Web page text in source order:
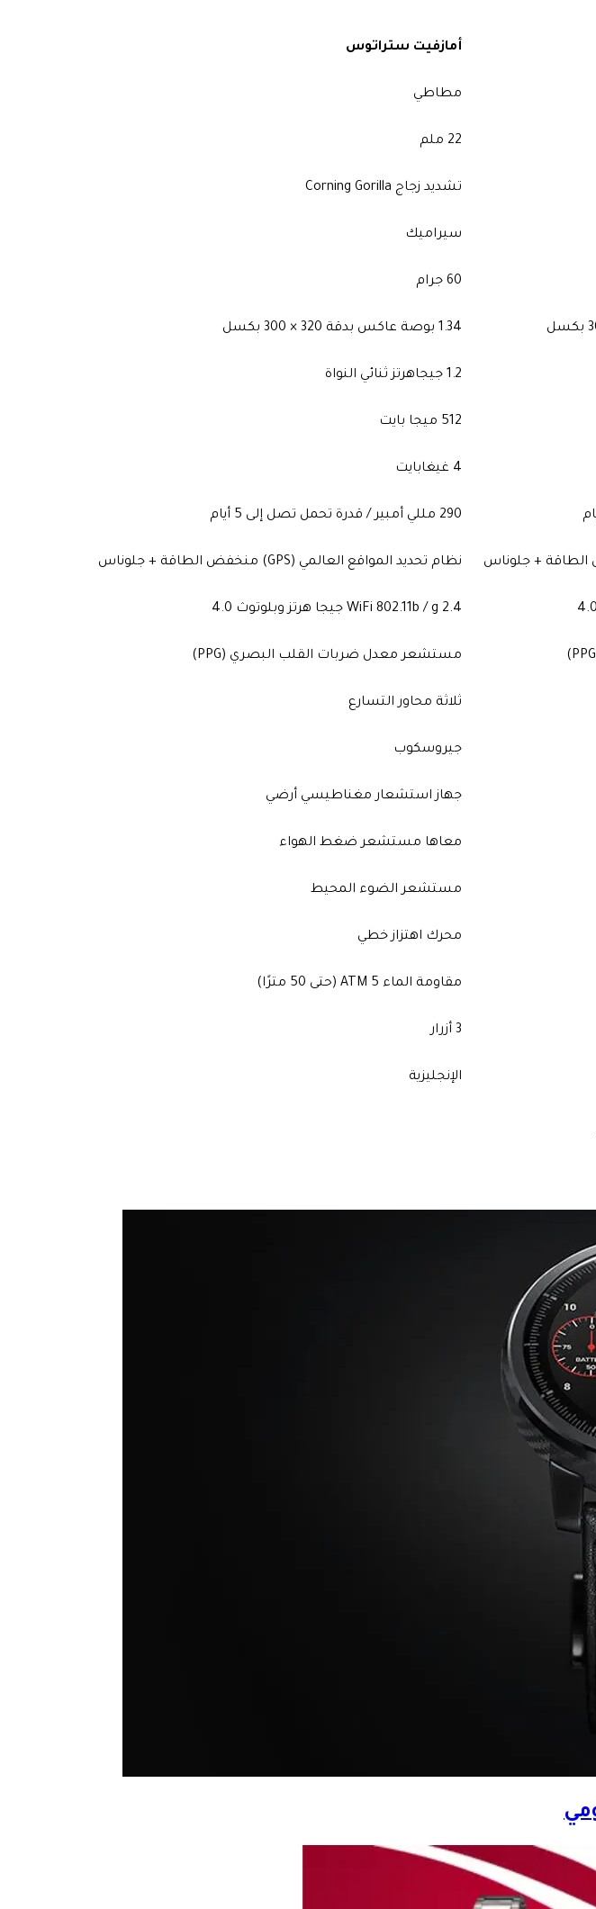
أمازفيت ستراتوس
مطاطي
22 ملم
تشديد زجاج Corning Gorilla
سيراميك
60 جرام
1.34 بوصة عاكس بدقة 320 × 300 بكسل
1.2 جيجاهرتز ثنائي النواة
512 ميجا بايت
4 غيغابايت
290 مللي أمبير / قدرة تحمل تصل إلى 5 أيام
نظام تحديد المواقع العالمي (GPS) منخفض الطاقة + جلوناس
WiFi 802.11b / g 2.4 جيجا هرتز وبلوتوث 4.0
مستشعر معدل ضربات القلب البصري (PPG)
ثلاثة محاور التسارع
جيروسكوب
جهاز استشعار مغناطيسي أرضي
معاها مستشعر ضغط الهواء
مستشعر الضوء المحيط
محرك اهتزاز خطي
مقاومة الماء 5 ATM (حتى 50 مترًا)
3 أزرار
الإنجليزية